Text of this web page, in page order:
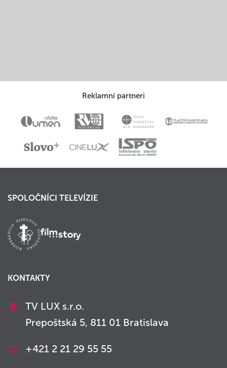
Reklamní partneri
SPOLOČNÍCI TELEVÍZIE
KONTAKTY
TV LUX s.r.o.
Prepoštská 5, 811 01 Bratislava
+421 2 21 29 55 55